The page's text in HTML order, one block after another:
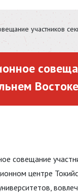
участников
совещание
центре